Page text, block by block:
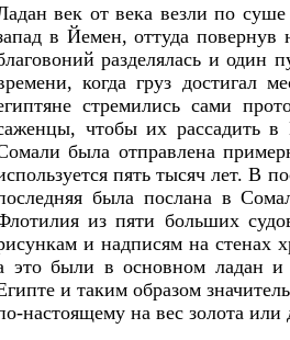
век от века везли по
в Йемен, оттуда повернув
разделялась и
когда груз достигал
стремились сами
чтобы их рассадить в
была отправлена
пять тысяч лет. В
была послана в
из пяти больших
и надписям на стенах
это были в основном ладан и
и таким образом
настоящему на вес золота